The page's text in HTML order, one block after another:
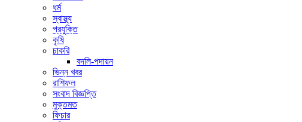
ধর্ম
স্বাস্থ্য
প্রযুক্তি
কৃষি
চাকরি
বদলি-পদায়ন
ভিন্ন খবর
রাশিফল
সংবাদ বিজ্ঞপ্তি
মুক্তমত
ফিচার